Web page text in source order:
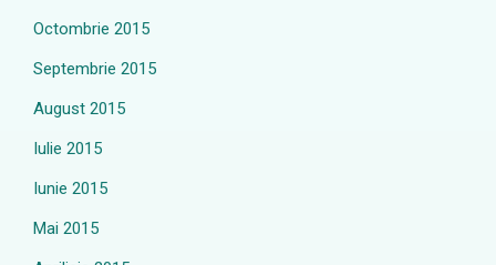
Octombrie 2015
Septembrie 2015
August 2015
Iulie 2015
Iunie 2015
Mai 2015